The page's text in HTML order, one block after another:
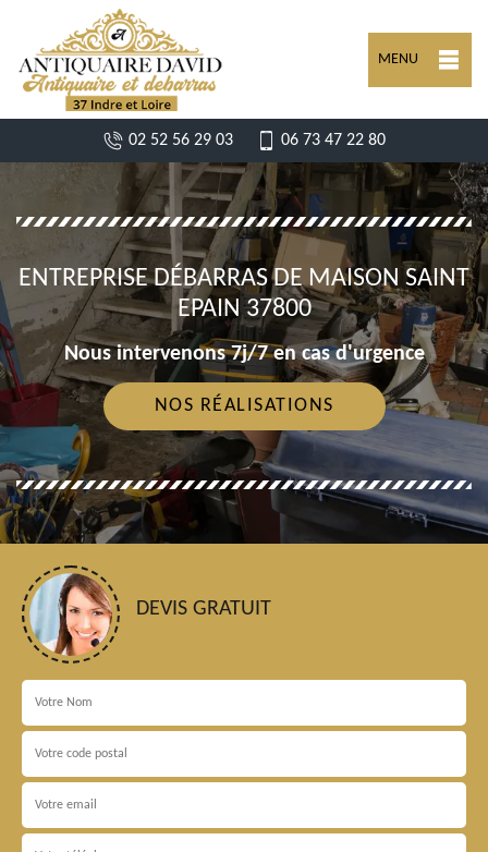
MENU
02 52 56 29 03 06 73 47 22 80
ENTREPRISE DÉBARRAS DE MAISON SAINT
EPAIN 37800
Nous intervenons 7j/7 en cas d'urgence
NOS RÉALISATIONS
DEVIS GRATUIT